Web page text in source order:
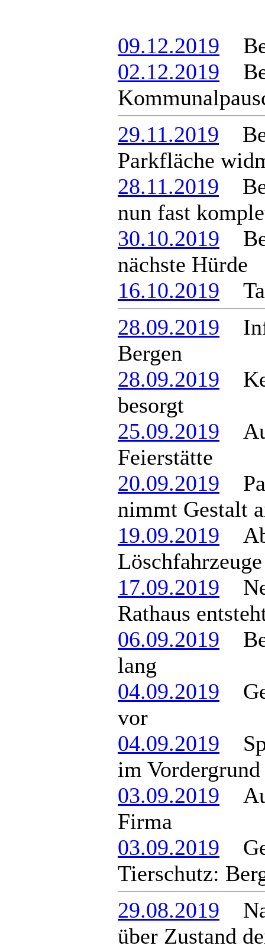
09.12.2019
02.12.2019
29.11.2019
Parkfläche
28.11.2019
nun fast
30.10.2019
nächste Hürde
16.10.2019
28.09.2019
Bergen
28.09.2019
besorgt
25.09.2019
Feierstätte
20.09.2019
nimmt Gestalt
19.09.2019
17.09.2019
Rathaus
06.09.2019
lang
04.09.2019
vor
04.09.2019
im Vordergrund
03.09.2019
Firma
03.09.2019
Tierschutz:
29.08.2019
über Zustand